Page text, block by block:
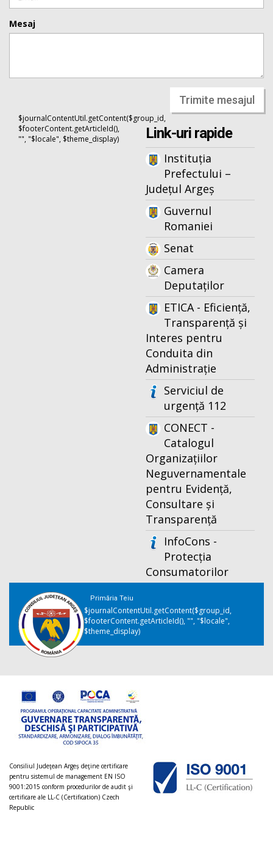
Mesaj
Trimite mesajul
$journalContentUtil.getContent($group_id,
$footerContent.getArticleId(),
"", "$locale", $theme_display)
Link-uri rapide
Instituția
Prefectului –
Județul Argeș
Guvernul
Romaniei
Senat
Camera
Deputaților
ETICA - Eficiență,
Transparență și
Interes pentru
Conduita din
Administrație
Serviciul de
urgență 112
CONECT -
Catalogul
Organizațiilor
Neguvernamentale
pentru Evidență,
Consultare și
Transparență
InfoCons -
Protecția
Consumatorilor
Primăria Teiu
$journalContentUtil.getContent($group_id,
$footerContent.getArticleId(), "", "$locale",
$theme_display)
Consiliul Judeţean Argeș deţine certificare
pentru sistemul de management EN ISO
9001:2015 conform procedurilor de audit şi
certificare ale LL-C (Certification) Czech
Republic